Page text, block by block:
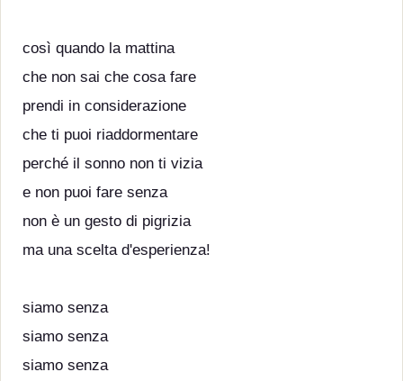
così quando la mattina
che non sai che cosa fare
prendi in considerazione
che ti puoi riaddormentare
perché il sonno non ti vizia
e non puoi fare senza
non è un gesto di pigrizia
ma una scelta d'esperienza!
siamo senza
siamo senza
siamo senza